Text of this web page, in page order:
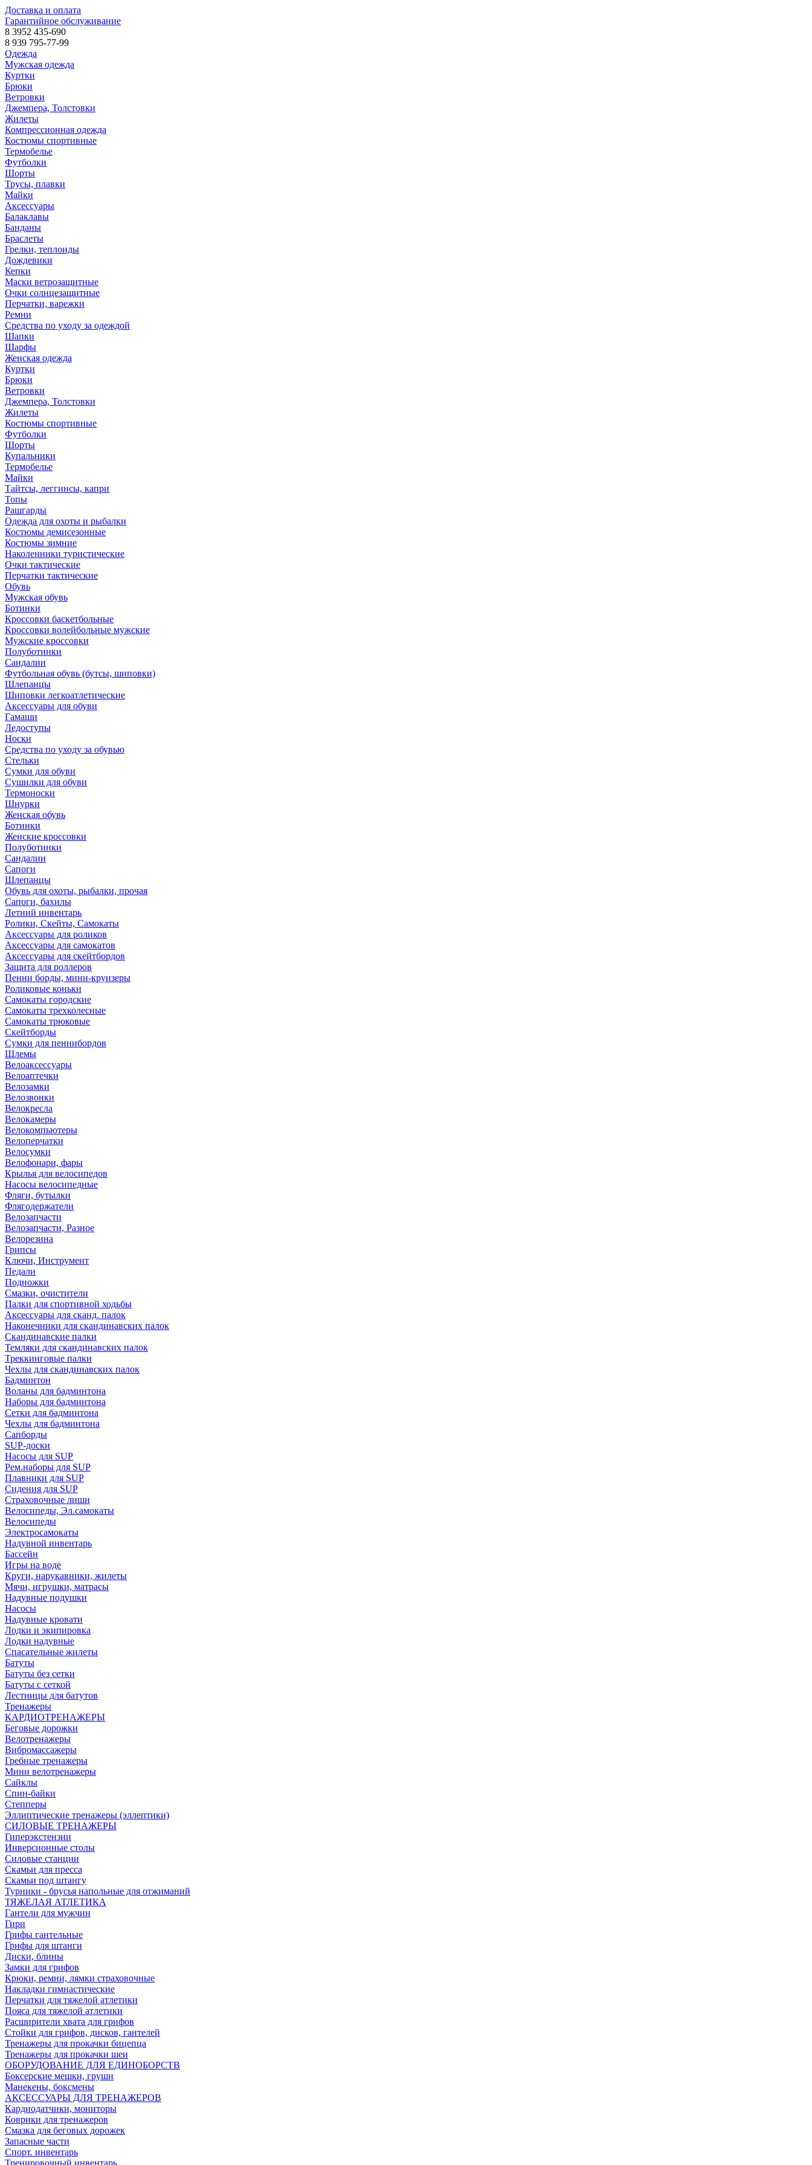
Доставка и оплата
Гарантийное обслуживание
8 3952 435-690
8 939 795-77-99
Одежда
Мужская одежда
Куртки
Брюки
Ветровки
Джемпера, Толстовки
Жилеты
Компрессионная одежда
Костюмы спортивные
Термобелье
Футболки
Шорты
Трусы, плавки
Майки
Аксессуары
Балаклавы
Банданы
Браслеты
Грелки, теплоиды
Дождевики
Кепки
Маски ветрозащитные
Очки солнцезащитные
Перчатки, варежки
Ремни
Средства по уходу за одеждой
Шапки
Шарфы
Женская одежда
Куртки
Брюки
Ветровки
Джемпера, Толстовки
Жилеты
Костюмы спортивные
Футболки
Шорты
Купальники
Термобелье
Майки
Тайтсы, леггинсы, капри
Топы
Рашгарды
Одежда для охоты и рыбалки
Костюмы демисезонные
Костюмы зимние
Наколенники туристические
Очки тактические
Перчатки тактические
Обувь
Мужская обувь
Ботинки
Кроссовки баскетбольные
Кроссовки волейбольные мужские
Мужские кроссовки
Полуботинки
Сандалии
Футбольная обувь (бутсы, шиповки)
Шлепанцы
Шиповки легкоатлетические
Аксессуары для обуви
Гамаши
Ледоступы
Носки
Средства по уходу за обувью
Стельки
Сумки для обуви
Сушилки для обуви
Термоноски
Шнурки
Женская обувь
Ботинки
Женские кроссовки
Полуботинки
Сандалии
Сапоги
Шлепанцы
Обувь для охоты, рыбалки, прочая
Сапоги, бахилы
Летний инвентарь
Ролики, Скейты, Самокаты
Аксессуары для роликов
Аксессуары для самокатов
Аксессуары для скейтбордов
Защита для роллеров
Пенни борды, мини-круизеры
Роликовые коньки
Самокаты городские
Самокаты трехколесные
Самокаты трюковые
Скейтборды
Сумки для пеннибордов
Шлемы
Велоаксессуары
Велоаптечки
Велозамки
Велозвонки
Велокресла
Велокамеры
Велокомпьютеры
Велоперчатки
Велосумки
Велофонари, фары
Крылья для велосипедов
Насосы велосипедные
Фляги, бутылки
Флягодержатели
Велозапчасти
Велозапчасти, Разное
Велорезина
Грипсы
Ключи, Инструмент
Педали
Подножки
Смазки, очистители
Палки для спортивной ходьбы
Аксессуары для сканд. палок
Наконечники для скандинавских палок
Скандинавские палки
Темляки для скандинавских палок
Треккинговые палки
Чехлы для скандинавских палок
Бадминтон
Воланы для бадминтона
Наборы для бадминтона
Сетки для бадминтона
Чехлы для бадминтона
Сапборды
SUP-доски
Насосы для SUP
Рем.наборы для SUP
Плавники для SUP
Сидения для SUP
Страховочные лиши
Велосипеды, Эл.самокаты
Велосипеды
Электросамокаты
Надувной инвентарь
Бассейн
Игры на воде
Круги, нарукавники, жилеты
Мячи, игрушки, матрасы
Надувные подушки
Насосы
Надувные кровати
Лодки и экипировка
Лодки надувные
Спасательные жилеты
Батуты
Батуты без сетки
Батуты с сеткой
Лестницы для батутов
Тренажеры
КАРДИОТРЕНАЖЕРЫ
Беговые дорожки
Велотренажеры
Вибромассажеры
Гребные тренажеры
Мини велотренажеры
Сайклы
Спин-байки
Степперы
Эллиптические тренажеры (эллептики)
СИЛОВЫЕ ТРЕНАЖЕРЫ
Гиперэкстензии
Инверсионные столы
Силовые станции
Скамьи для пресса
Скамьи под штангу
Турники - брусья напольные для отжиманий
ТЯЖЕЛАЯ АТЛЕТИКА
Гантели для мужчин
Гири
Грифы гантельные
Грифы для штанги
Диски, блины
Замки для грифов
Крюки, ремни, лямки страховочные
Накладки гимнастические
Перчатки для тяжелой атлетики
Пояса для тяжелой атлетики
Расширители хвата для грифов
Стойки для грифов, дисков, гантелей
Тренажеры для прокачки бицепца
Тренажеры для прокачки шеи
ОБОРУДОВАНИЕ ДЛЯ ЕДИНОБОРСТВ
Боксерские мешки, груши
Манекены, боксмены
АКСЕССУАРЫ ДЛЯ ТРЕНАЖЕРОВ
Кардиодатчики, мониторы
Коврики для тренажеров
Смазка для беговых дорожек
Запасные части
Спорт. инвентарь
Тренировочный инвентарь